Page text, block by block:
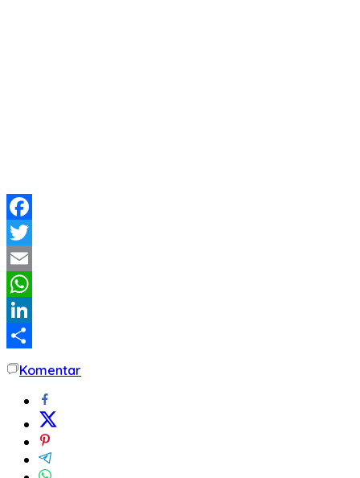
Facebook
Twitter
Email
WhatsApp
LinkedIn
ShareKomentar